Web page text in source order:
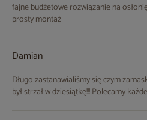
fajne budżetowe rozwiązanie na
prosty montaż
Damian
Długo zastanawialiśmy się czym
był strzał w dziesiątkę!!! Polecamy